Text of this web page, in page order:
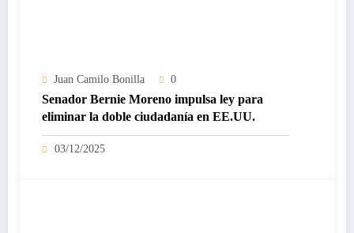
Juan Camilo Bonilla 0
Senador Bernie Moreno impulsa ley para
eliminar la doble ciudadanía en EE.UU.
03/12/2025